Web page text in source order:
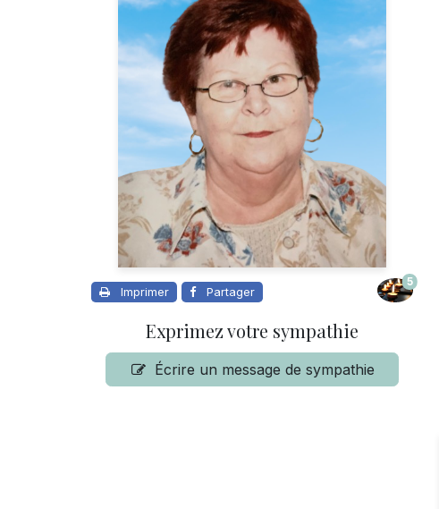
Imprimer Partager
5
Exprimez votre sympathie
Écrire un message de sympathie